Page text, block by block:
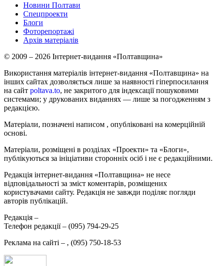
Новини Полтави
Спецпроекти
Блоги
Фоторепортажі
Архів матеріалів
© 2009 – 2026 Інтернет-видання «Полтавщина»
Використання матеріалів інтернет-видання «Полтавщина» на
інших сайтах дозволяється лише за наявності гіперпосилання
на сайт poltava.to, не закритого для індексації пошуковими
системами; у друкованих виданнях — лише за погодженням з
редакцією.
Матеріали, позначені написом , опубліковані на комерційній
основі.
Матеріали, розміщені в розділах «Проекти» та «Блоги»,
публікуються за ініціативи сторонніх осіб і не є редакційними.
Редакція інтернет-видання «Полтавщина» не несе
відповідальності за зміст коментарів, розміщених
користувачами сайту. Редакція не завжди поділяє погляди
авторів публікацій.
Редакція –
Телефон редакції – (095) 794-29-25
Реклама на сайті – , (095) 750-18-53